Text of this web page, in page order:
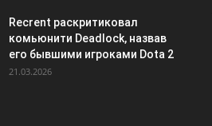
Recrent раскритиковал
комьюнити Deadlock, назвав
его бывшими игроками Dota 2
21.03.2026